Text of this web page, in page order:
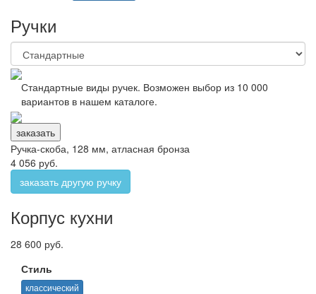
Ручки
Стандартные виды ручек. Возможен выбор из 10 000
вариантов в нашем каталоге.
заказать
Ручка-скоба, 128 мм, атласная бронза
4 056 руб.
заказать другую ручку
Корпус кухни
28 600 руб.
Стиль
классический